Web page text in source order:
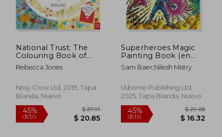
$ 20.85
National Trust: The
Colouring Book of
Cards and Envelopes:
Special Occasions (en
Rebecca Jones
Nosy Crow Ltd, 2019, Tapa
Blanda, Nuevo
Superheroes Magic
Painting Book (en
Inglés)
Sam Baer;Nilesh Mistry
Usborne Publishing Ltd,
2025, Tapa Blanda, Nuevo